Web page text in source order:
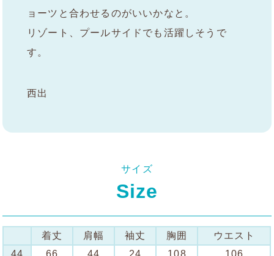
ョーツと合わせるのがいいかなと。
リゾート、プールサイドでも活躍しそうで
す。
西出
サイズ
Size
着丈 肩幅 袖丈 胸囲
ウエスト